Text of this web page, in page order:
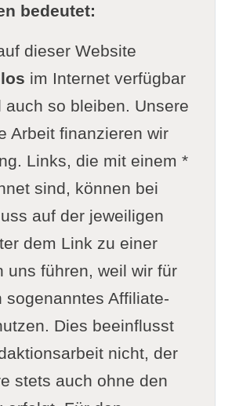
bedeutet:
dieser Website
im Internet verfügbar
auch so bleiben. Unsere
Arbeit finanzieren wir
Links, die mit einem *
sind, können bei
auf der jeweiligen
dem Link zu einer
uns führen, weil wir für
sogenanntes Affiliate-
Dies beeinflusst
nicht, der
stets auch ohne den